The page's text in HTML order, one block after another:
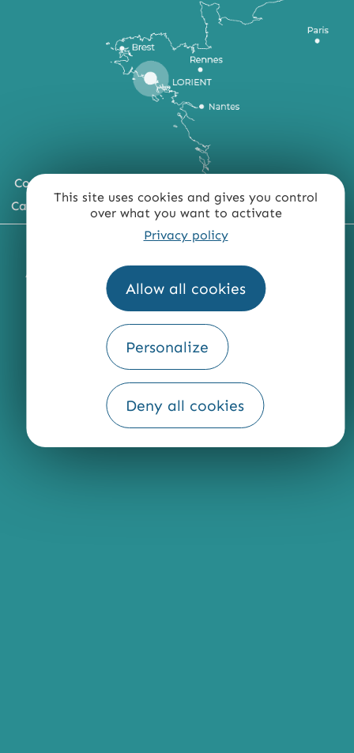
This site uses cookies and gives you control
over what you want to activate
Privacy policy
Allow all cookies
Personalize
Deny all cookies
Comment venir ?
Carte du territoire
MENTIONS LÉGALES PLAN DU SITE
ACCESSIBILITÉ : NON CONFORME PRESSE
Fourni par
Traduction